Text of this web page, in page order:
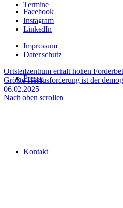
Termine
Presse
Kontakt
Facebook
Instagram
LinkedIn
Impressum
Datenschutz
Ortsteilzentrum erhält hohen
Größte Herausforderung ist der
06.02.2025
Nach oben scrollen